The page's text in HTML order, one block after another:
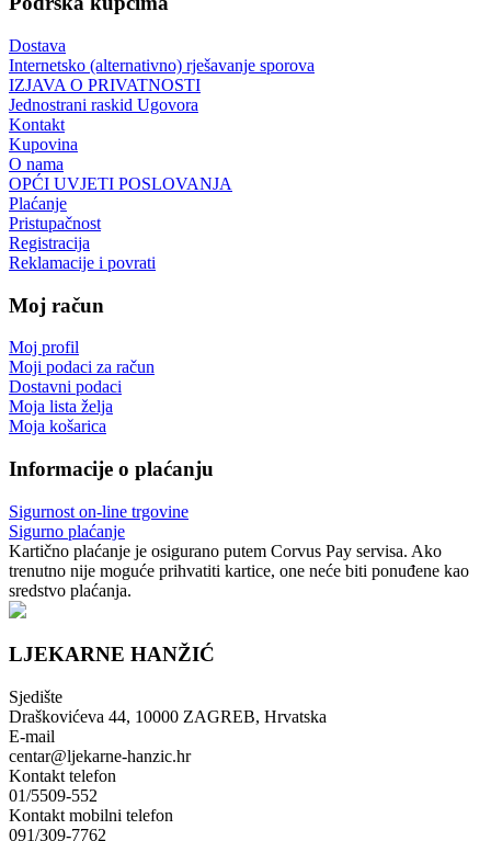
Dostava
Internetsko (alternativno) rješavanje sporova
IZJAVA O PRIVATNOSTI
Jednostrani raskid Ugovora
Kontakt
Kupovina
O nama
OPĆI UVJETI POSLOVANJA
Plaćanje
Pristupačnost
Registracija
Reklamacije i povrati
Moj račun
Moj profil
Moji podaci za račun
Dostavni podaci
Moja lista želja
Moja košarica
Informacije o plaćanju
Sigurnost on-line trgovine
Sigurno plaćanje
Kartično plaćanje je osigurano putem Corvus Pay servisa. Ako
trenutno nije moguće prihvatiti kartice, one neće biti ponuđene kao
sredstvo plaćanja.
LJEKARNE HANŽIĆ
Sjedište
Draškovićeva 44, 10000 ZAGREB, Hrvatska
E-mail
centar@ljekarne-hanzic.hr
Kontakt telefon
01/5509-552
Kontakt mobilni telefon
091/309-7762